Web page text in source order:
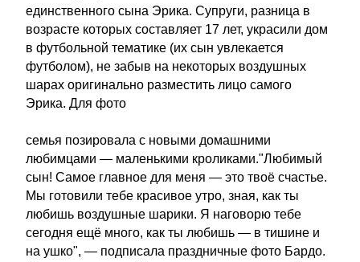
единственного сына Эрика. Супруги, разница в
возрасте которых составляет 17 лет, украсили дом
в футбольной тематике (их сын увлекается
футболом), не забыв на некоторых воздушных
шарах оригинально разместить лицо самого
Эрика. Для фото
семья позировала с новыми домашними
любимцами — маленькими кроликами."Любимый
сын! Самое главное для меня — это твоё счастье.
Мы готовили тебе красивое утро, зная, как ты
любишь воздушные шарики. Я наговорю тебе
сегодня ещё много, как ты любишь — в тишине и
на ушко", — подписала праздничные фото Бардо.